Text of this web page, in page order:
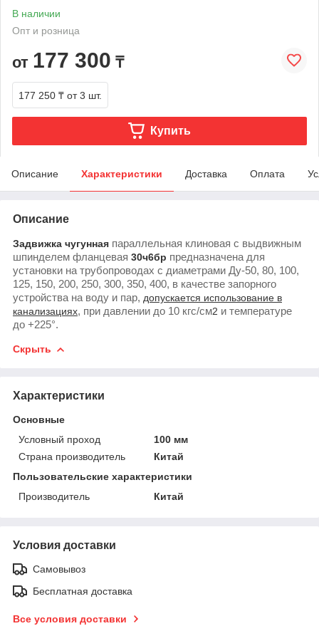
В наличии
Опт и розница
от 177 300 ₸
177 250 ₸ от 3 шт.
Купить
Описание Характеристики Доставка Оплата
Описание
Задвижка чугунная параллельная клиновая с выдвижным
шпинделем фланцевая 30ч6бр предназначена для
установки на трубопроводах с диаметрами Ду-50, 80, 100,
125, 150, 200, 250, 300, 350, 400, в качестве запорного
устройства на воду и пар, допускается использование в
канализациях, при давлении до 10 кгс/см2 и температуре
до +225°.
Скрыть
Характеристики
Основные
Условный проход
100 мм
Страна производитель
Китай
Пользовательские характеристики
Производитель
Китай
Условия доставки
Самовывоз
Бесплатная доставка
Все условия доставки